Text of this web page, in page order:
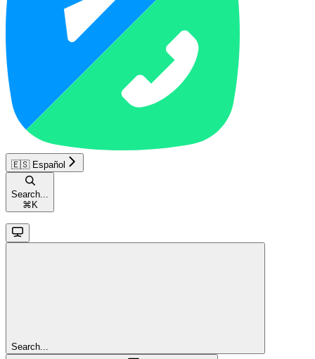
🇪🇸 Español
Search...
⌘ K
Search...